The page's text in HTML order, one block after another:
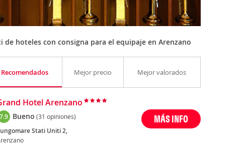
de hoteles con consigna para el equipaje en Arenzano
Recomendados Mejor precio Mejor valorados
Hotel Arenzano
7.9 Bueno (31 opiniones)
Stati Uniti 2,
MÁS INFO